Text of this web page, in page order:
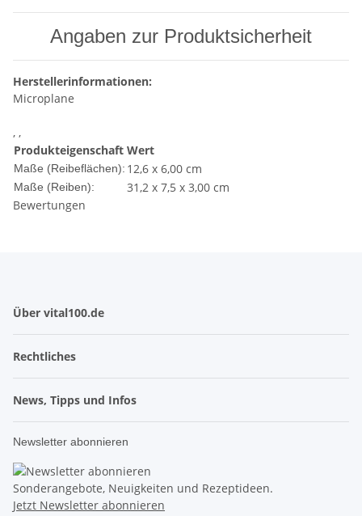
Angaben zur Produktsicherheit
Herstellerinformationen:
Microplane
, ,
Produkteigenschaft Wert
Maße (Reibeflächen): 12,6 x 6,00 cm
Maße (Reiben):
31,2 x 7,5 x 3,00 cm
Bewertungen
Über vital100.de
Rechtliches
News, Tipps und Infos
Newsletter abonnieren
Sonderangebote, Neuigkeiten und Rezeptideen.
Jetzt Newsletter abonnieren